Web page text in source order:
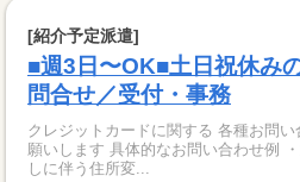
[紹介予定派遣]
■週3日〜OK■土日祝休み
問合せ／受付・事務
クレジットカードに関する 各種お問
願いします 具体的なお問い合わせ例
しに伴う住所変...